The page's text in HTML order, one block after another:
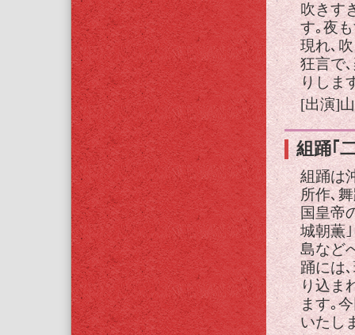
吹きす
す｡夜
現れ､
狂言で
りしま
[出演]
組踊｢
組踊は
所作､
国皇帝
城朝薫
島など
踊には
り込ま
ます｡
いたし